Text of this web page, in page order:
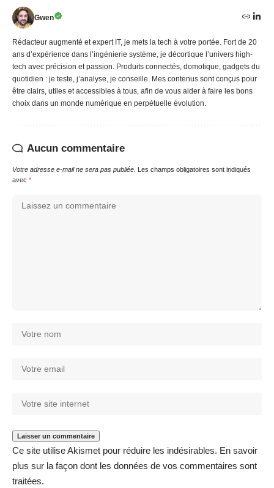
Gwen
Rédacteur augmenté et expert IT, je mets la tech à votre portée. Fort de 20
ans d’expérience dans l’ingénierie système, je décortique l’univers high-
tech avec précision et passion. Produits connectés, domotique, gadgets du
quotidien : je teste, j’analyse, je conseille. Mes contenus sont conçus pour
être clairs, utiles et accessibles à tous, afin de vous aider à faire les bons
choix dans un monde numérique en perpétuelle évolution.
Aucun commentaire
Votre adresse e-mail ne sera pas publiée. Les champs obligatoires sont indiqués
avec *
Ce site utilise Akismet pour réduire les indésirables. En savoir
plus sur la façon dont les données de vos commentaires sont
traitées.